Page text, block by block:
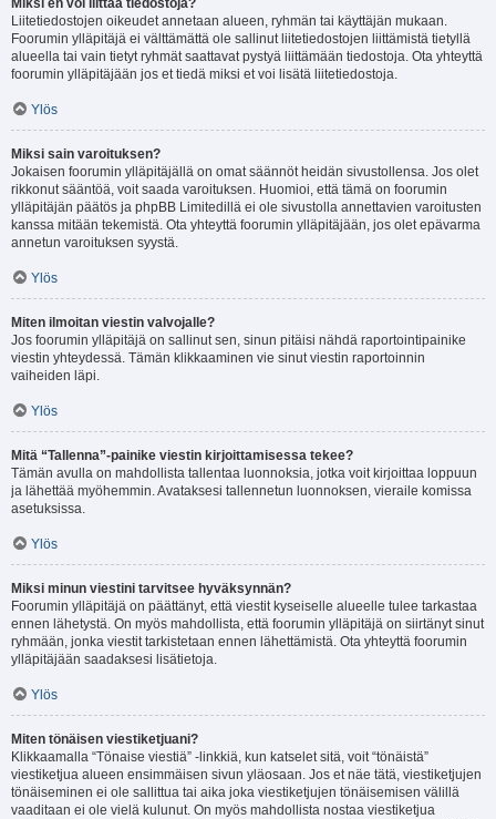
Miksi en voi liittää tiedostoja?
Liitetiedostojen oikeudet annetaan alueen, ryhmän tai käyttäjän mukaan.
Foorumin ylläpitäjä ei välttämättä ole sallinut liitetiedostojen liittämistä tietyllä
alueella tai vain tietyt ryhmät saattavat pystyä liittämään tiedostoja. Ota yhteyttä
foorumin ylläpitäjään jos et tiedä miksi et voi lisätä liitetiedostoja.
Ylös
Miksi sain varoituksen?
Jokaisen foorumin ylläpitäjällä on omat säännöt heidän sivustollensa. Jos olet
rikkonut sääntöä, voit saada varoituksen. Huomioi, että tämä on foorumin
ylläpitäjän päätös ja phpBB Limitedillä ei ole sivustolla annettavien varoitusten
kanssa mitään tekemistä. Ota yhteyttä foorumin ylläpitäjään, jos olet epävarma
annetun varoituksen syystä.
Ylös
Miten ilmoitan viestin valvojalle?
Jos foorumin ylläpitäjä on sallinut sen, sinun pitäisi nähdä raportointipainike
viestin yhteydessä. Tämän klikkaaminen vie sinut viestin raportoinnin
vaiheiden läpi.
Ylös
Mitä “Tallenna”-painike viestin kirjoittamisessa tekee?
Tämän avulla on mahdollista tallentaa luonnoksia, jotka voit kirjoittaa loppuun
ja lähettää myöhemmin. Avataksesi tallennetun luonnoksen, vieraile komissa
asetuksissa.
Ylös
Miksi minun viestini tarvitsee hyväksynnän?
Foorumin ylläpitäjä on päättänyt, että viestit kyseiselle alueelle tulee tarkastaa
ennen lähetystä. On myös mahdollista, että foorumin ylläpitäjä on siirtänyt sinut
ryhmään, jonka viestit tarkistetaan ennen lähettämistä. Ota yhteyttä foorumin
ylläpitäjään saadaksesi lisätietoja.
Ylös
Miten tönäisen viestiketjuani?
Klikkaamalla “Tönaise viestiä” -linkkiä, kun katselet sitä, voit “tönäistä”
viestiketjua alueen ensimmäisen sivun yläosaan. Jos et näe tätä, viestiketjujen
tönäiseminen ei ole sallittua tai aika joka viestiketjujen tönäisemisen välillä
vaaditaan ei ole vielä kulunut. On myös mahdollista nostaa viestiketjua